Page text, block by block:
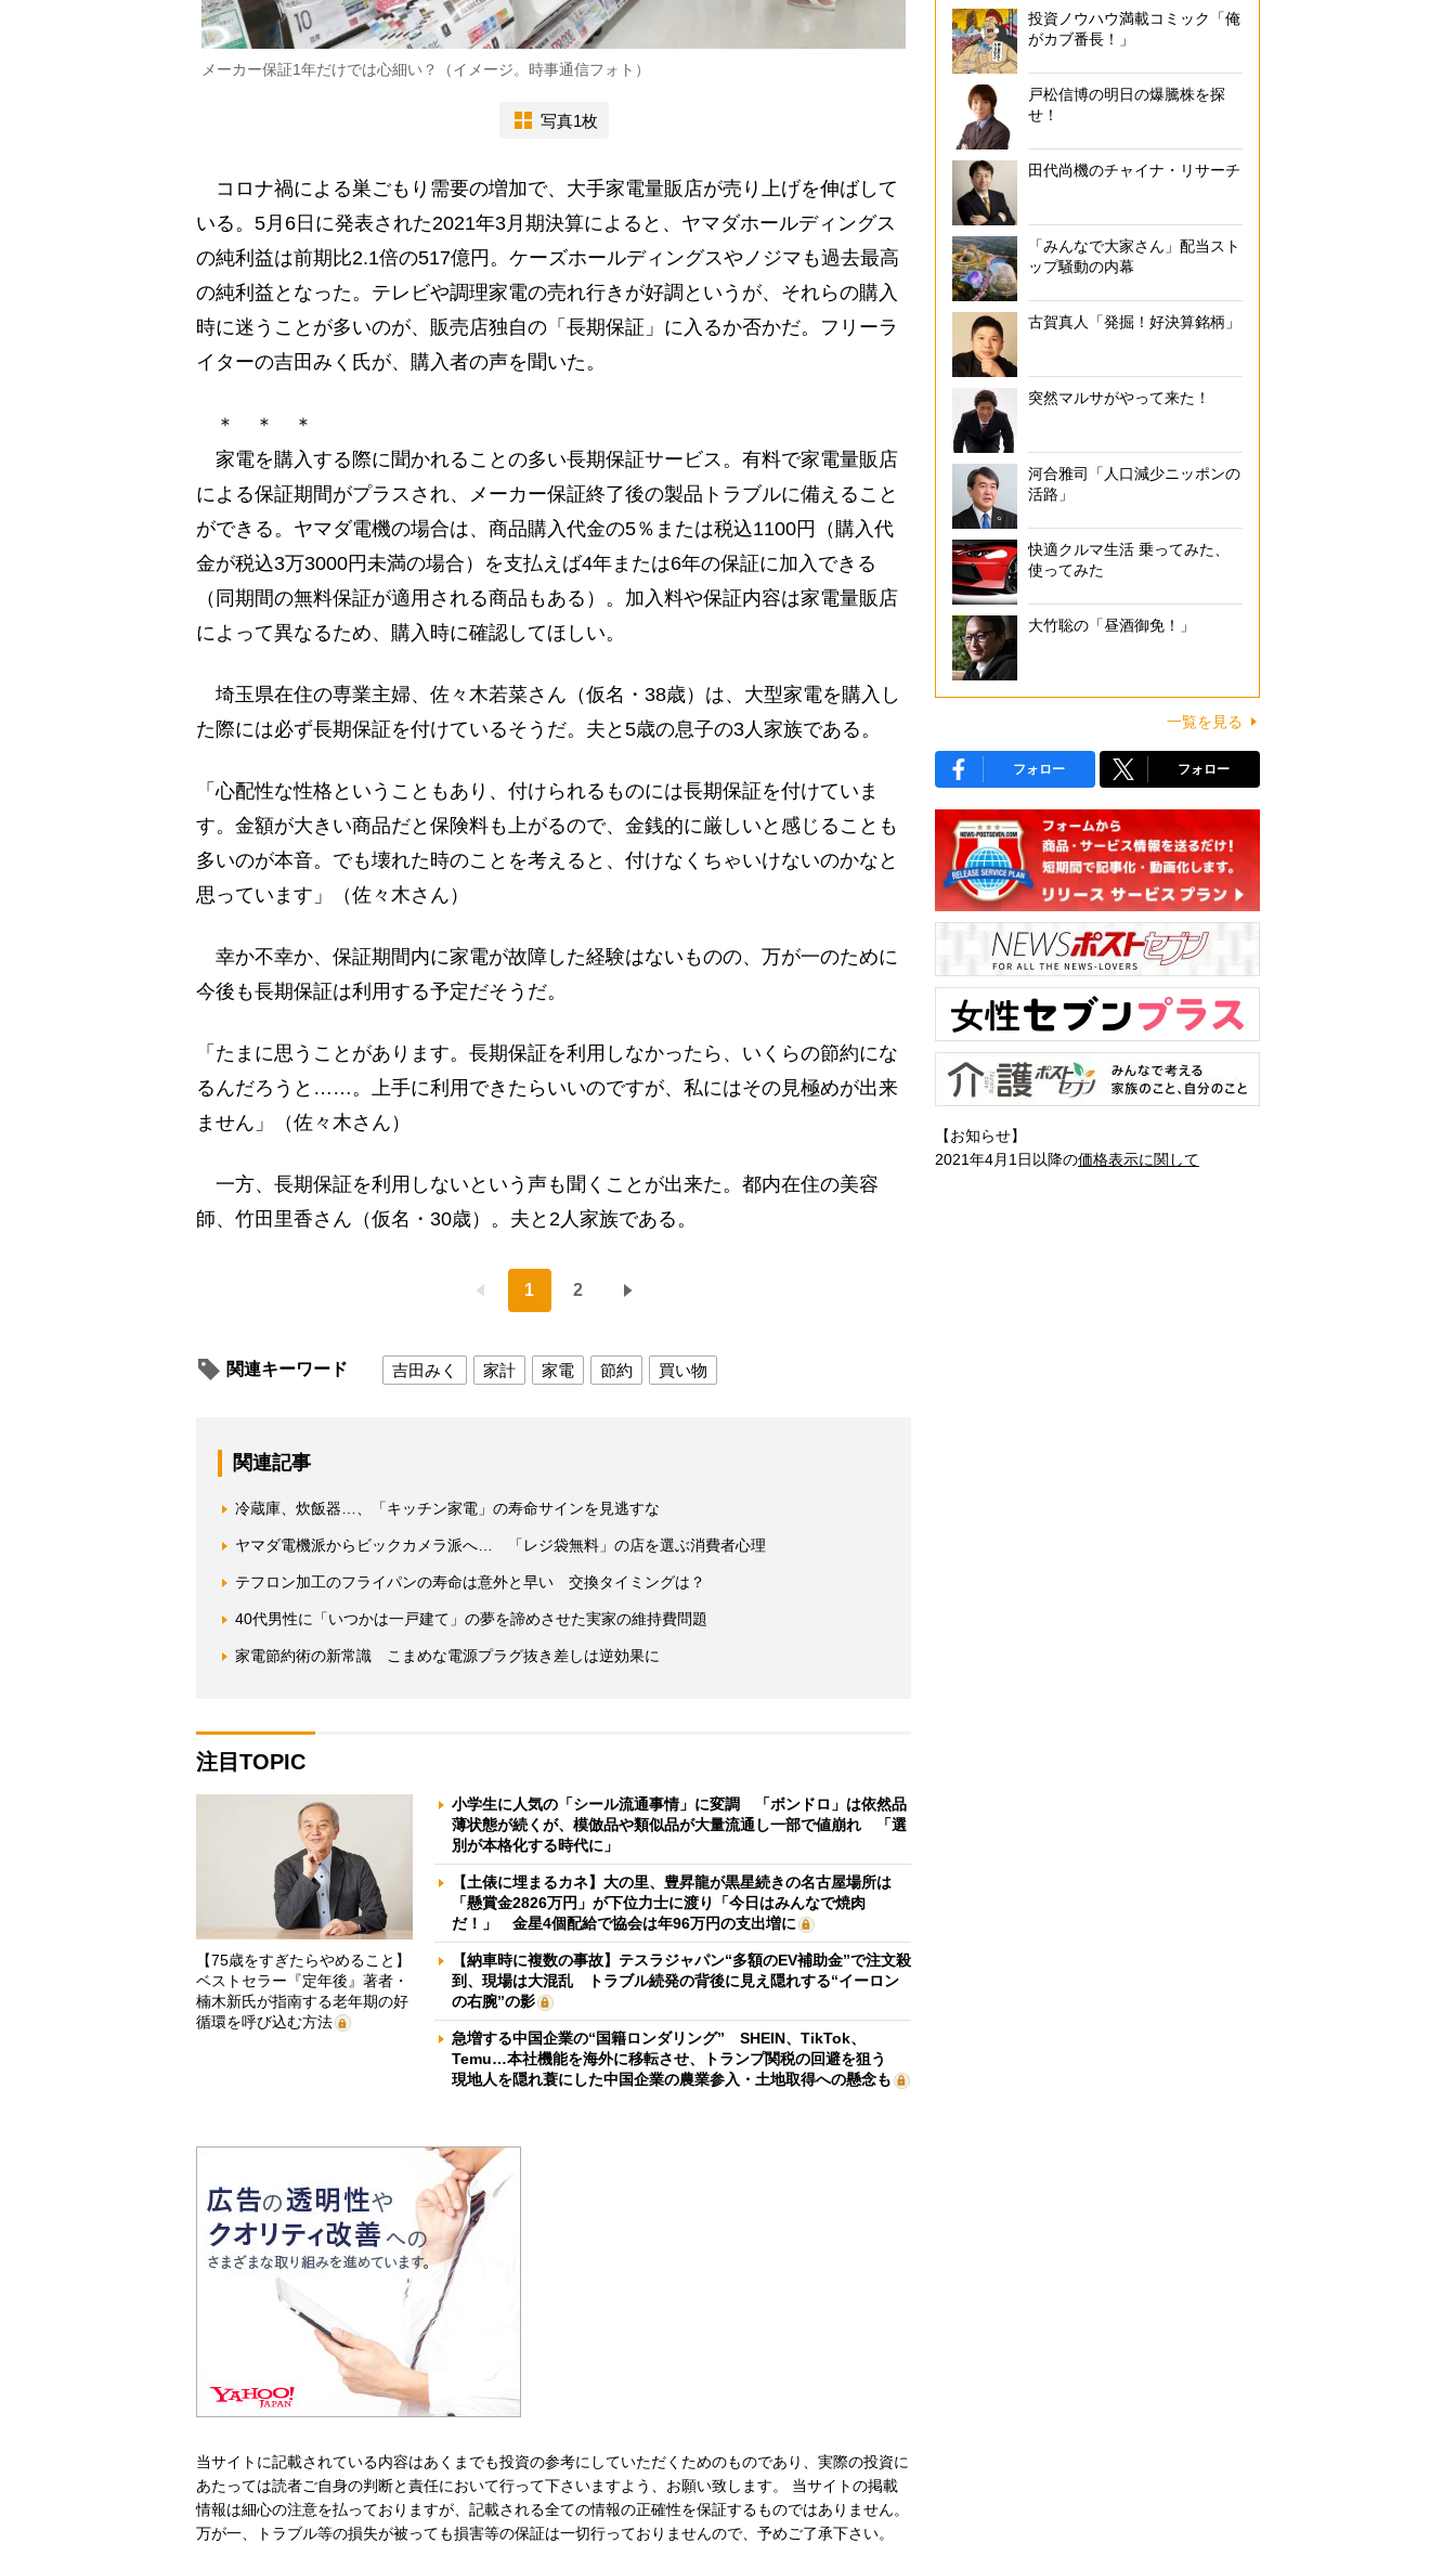
メーカー保証1年だけでは心細い？（イメージ。時事通信フォト）
写真1枚
コロナ禍による巣ごもり需要の増加で、大手家電量販店が売り上げを伸ばして
いる。5月6日に発表された2021年3月期決算によると、ヤマダホールディングス
の純利益は前期比2.1倍の517億円。ケーズホールディングスやノジマも過去最高
の純利益となった。テレビや調理家電の売れ行きが好調というが、それらの購入
時に迷うことが多いのが、販売店独自の「長期保証」に入るか否かだ。フリーラ
イターの吉田みく氏が、購入者の声を聞いた。
＊ ＊ ＊
家電を購入する際に聞かれることの多い長期保証サービス。有料で家電量販店
による保証期間がプラスされ、メーカー保証終了後の製品トラブルに備えること
ができる。ヤマダ電機の場合は、商品購入代金の5％または税込1100円（購入代
金が税込3万3000円未満の場合）を支払えば4年または6年の保証に加入できる
（同期間の無料保証が適用される商品もある）。加入料や保証内容は家電量販店
によって異なるため、購入時に確認してほしい。
埼玉県在住の専業主婦、佐々木若菜さん（仮名・38歳）は、大型家電を購入し
た際には必ず長期保証を付けているそうだ。夫と5歳の息子の3人家族である。
「心配性な性格ということもあり、付けられるものには長期保証を付けていま
す。金額が大きい商品だと保険料も上がるので、金銭的に厳しいと感じることも
多いのが本音。でも壊れた時のことを考えると、付けなくちゃいけないのかなと
思っています」（佐々木さん）
幸か不幸か、保証期間内に家電が故障した経験はないものの、万が一のために
今後も長期保証は利用する予定だそうだ。
「たまに思うことがあります。長期保証を利用しなかったら、いくらの節約にな
るんだろうと……。上手に利用できたらいいのですが、私にはその見極めが出来
ません」（佐々木さん）
一方、長期保証を利用しないという声も聞くことが出来た。都内在住の美容
師、竹田里香さん（仮名・30歳）。夫と2人家族である。
1 2
関連キーワード 吉田みく 家計 家電 節約 買い物
関連記事
冷蔵庫、炊飯器…、「キッチン家電」の寿命サインを見逃すな
ヤマダ電機派からビックカメラ派へ… 「レジ袋無料」の店を選ぶ消費者心理
テフロン加工のフライパンの寿命は意外と早い 交換タイミングは？
40代男性に「いつかは一戸建て」の夢を諦めさせた実家の維持費問題
家電節約術の新常識 こまめな電源プラグ抜き差しは逆効果に
注目TOPIC
【75歳をすぎたらやめること】
ベストセラー『定年後』著者・
楠木新氏が指南する老年期の好
循環を呼び込む方法
小学生に人気の「シール流通事情」に変調 「ボンドロ」は依然品
薄状態が続くが、模倣品や類似品が大量流通し一部で値崩れ 「選
別が本格化する時代に」
【土俵に埋まるカネ】大の里、豊昇龍が黒星続きの名古屋場所は
「懸賞金2826万円」が下位力士に渡り「今日はみんなで焼肉
だ！」 金星4個配給で協会は年96万円の支出増に
【納車時に複数の事故】テスラジャパン“多額のEV補助金”で注文殺
到、現場は大混乱 トラブル続発の背後に見え隠れする“イーロン
の右腕”の影
急増する中国企業の“国籍ロンダリング” SHEIN、TikTok、
Temu…本社機能を海外に移転させ、トランプ関税の回避を狙う
現地人を隠れ蓑にした中国企業の農業参入・土地取得への懸念も
当サイトに記載されている内容はあくまでも投資の参考にしていただくためのものであり、実際の投資に
あたっては読者ご自身の判断と責任において行って下さいますよう、お願い致します。 当サイトの掲載
情報は細心の注意を払っておりますが、記載される全ての情報の正確性を保証するものではありません。
万が一、トラブル等の損失が被っても損害等の保証は一切行っておりませんので、予めご了承下さい。
投資ノウハウ満載コミック「俺
がカブ番長！」
戸松信博の明日の爆騰株を探
せ！
田代尚機のチャイナ・リサーチ
「みんなで大家さん」配当スト
ップ騒動の内幕
古賀真人「発掘！好決算銘柄」
突然マルサがやって来た！
河合雅司「人口減少ニッポンの
活路」
快適クルマ生活 乗ってみた、
使ってみた
大竹聡の「昼酒御免！」
一覧を見る
フォロー フォロー
【お知らせ】
2021年4月1日以降の価格表示に関して